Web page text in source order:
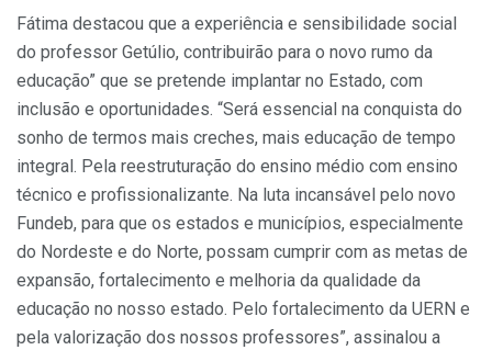
Fátima destacou que a experiência e sensibilidade social
do professor Getúlio, contribuirão para o novo rumo da
educação” que se pretende implantar no Estado, com
inclusão e oportunidades. “Será essencial na conquista do
sonho de termos mais creches, mais educação de tempo
integral. Pela reestruturação do ensino médio com ensino
técnico e profissionalizante. Na luta incansável pelo novo
Fundeb, para que os estados e municípios, especialmente
do Nordeste e do Norte, possam cumprir com as metas de
expansão, fortalecimento e melhoria da qualidade da
educação no nosso estado. Pelo fortalecimento da UERN e
pela valorização dos nossos professores”, assinalou a